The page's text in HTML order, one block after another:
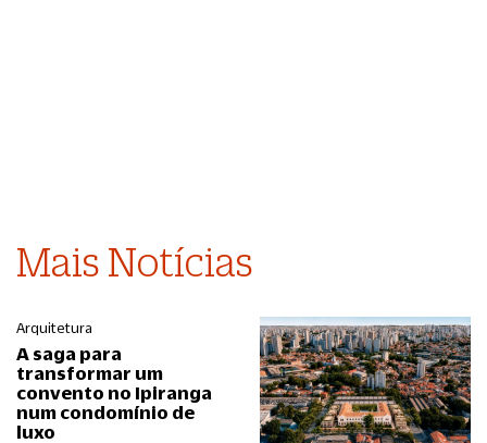
Mais Notícias
Arquitetura
A saga para
transformar um
convento no Ipiranga
num condomínio de
luxo